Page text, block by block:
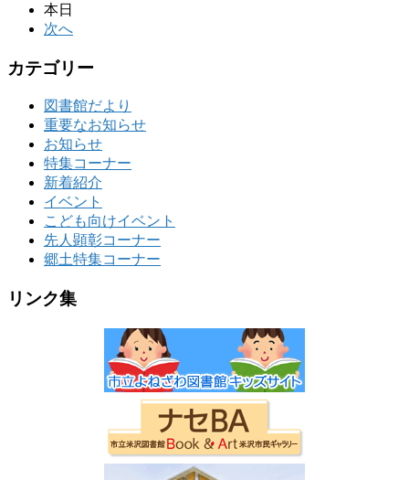
本日
次へ
カテゴリー
図書館だより
重要なお知らせ
お知らせ
特集コーナー
新着紹介
イベント
こども向けイベント
先人顕彰コーナー
郷土特集コーナー
リンク集